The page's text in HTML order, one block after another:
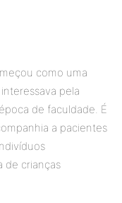
como uma
pela
de faculdade. É
a pacientes
de crianças